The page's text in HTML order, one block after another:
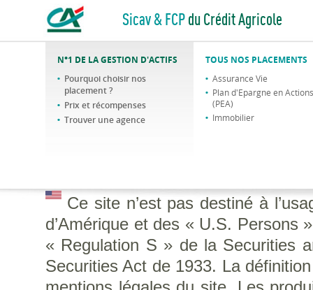
Sicav & FCPdu Crédit Agricole
N°1 DE LA GESTION D'ACTIFS
Pourquoi choisir nos
placement ?
Prix et récompenses
Trouver une agence
TOUS NOS PLACEMENTS
Assurance Vie
Plan d'Epargne en Actions
(PEA)
Immobilier
Ce site n’est pas destiné à
d’Amérique et des « U.S. Persons
« Regulation S » de la Securities
Securities Act de 1933. La